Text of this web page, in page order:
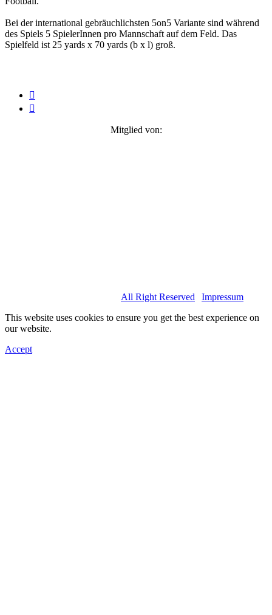
Bei der international gebräuchlichsten 5on5 Variante sind während
des Spiels 5 SpielerInnen pro Mannschaft auf dem Feld. Das
Spielfeld ist 25 yards x 70 yards (b x l) groß.


Mitglied von:
All Right Reserved
Impressum
This website uses cookies to ensure you get the best experience on
our website.
Accept